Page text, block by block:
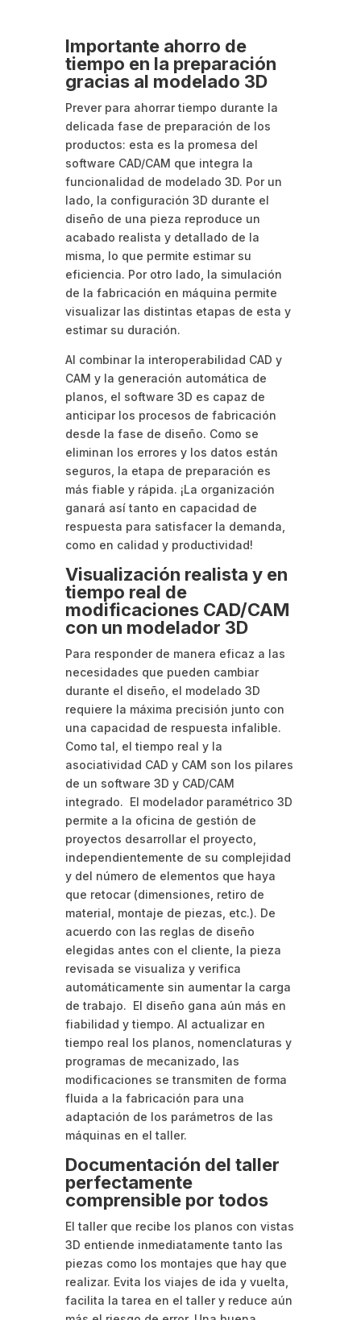
Importante ahorro de
tiempo en la preparación
gracias al modelado 3D
Prever para ahorrar tiempo durante la
delicada fase de preparación de los
productos: esta es la promesa del
software CAD/CAM que integra la
funcionalidad de modelado 3D. Por un
lado, la configuración 3D durante el
diseño de una pieza reproduce un
acabado realista y detallado de la
misma, lo que permite estimar su
eficiencia. Por otro lado, la simulación
de la fabricación en máquina permite
visualizar las distintas etapas de esta y
estimar su duración.
Al combinar la interoperabilidad CAD y
CAM y la generación automática de
planos, el software 3D es capaz de
anticipar los procesos de fabricación
desde la fase de diseño. Como se
eliminan los errores y los datos están
seguros, la etapa de preparación es
más fiable y rápida. ¡La organización
ganará así tanto en capacidad de
respuesta para satisfacer la demanda,
como en calidad y productividad!
Visualización realista y en
tiempo real de
modificaciones CAD/CAM
con un modelador 3D
Para responder de manera eficaz a las
necesidades que pueden cambiar
durante el diseño, el modelado 3D
requiere la máxima precisión junto con
una capacidad de respuesta infalible.
Como tal, el tiempo real y la
asociatividad CAD y CAM son los pilares
de un software 3D y CAD/CAM
integrado. El modelador paramétrico 3D
permite a la oficina de gestión de
proyectos desarrollar el proyecto,
independientemente de su complejidad
y del número de elementos que haya
que retocar (dimensiones, retiro de
material, montaje de piezas, etc.). De
acuerdo con las reglas de diseño
elegidas antes con el cliente, la pieza
revisada se visualiza y verifica
automáticamente sin aumentar la carga
de trabajo. El diseño gana aún más en
fiabilidad y tiempo. Al actualizar en
tiempo real los planos, nomenclaturas y
programas de mecanizado, las
modificaciones se transmiten de forma
fluida a la fabricación para una
adaptación de los parámetros de las
máquinas en el taller.
Documentación del taller
perfectamente
comprensible por todos
El taller que recibe los planos con vistas
3D entiende inmediatamente tanto las
piezas como los montajes que hay que
realizar. Evita los viajes de ida y vuelta,
facilita la tarea en el taller y reduce aún